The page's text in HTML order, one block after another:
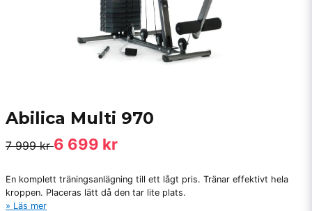
Abilica Multi 970
7 999 kr6 699 kr
En komplett träningsanlägning till ett lågt pris. Tränar effektivt hela
kroppen. Placeras lätt då den tar lite plats.
Läs mer